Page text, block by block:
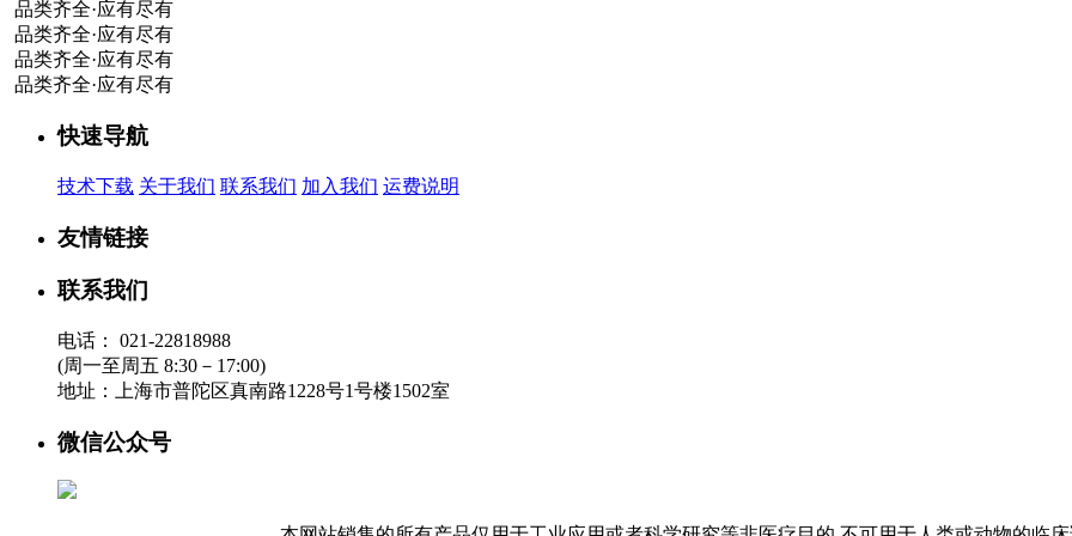
品类齐全·应有尽有
品类齐全·应有尽有
品类齐全·应有尽有
品类齐全·应有尽有
快速导航
技术下载 关于我们 联系我们 加入我们 运费说明
友情链接
联系我们
电话：
021-22818988
(周一至周五 8:30－17:00)
地址：
上海市普陀区真南路1228号1号楼1502室
微信公众号